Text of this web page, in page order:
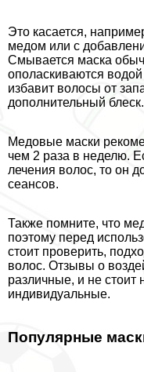
Это касается,
медом или с
Смывается маска
ополаскиваются
избавит волосы от
дополнительный блеск.
Медовые маски
чем 2 раза в неделю.
лечения волос, то он
сеансов.
Также помните, что
поэтому перед
стоит проверить,
волос. Отзывы о
различные, и не стоит
индивидуальные.
Популярные